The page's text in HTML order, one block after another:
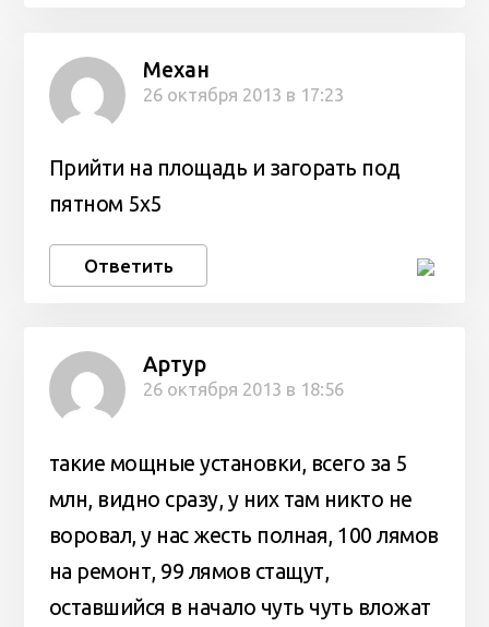
Mexaн
26 октября 2013 в 17:23
Прийти на площадь и загорать под
пятном 5х5
Ответить
Артур
26 октября 2013 в 18:56
такие мощные установки, всего за 5
млн, видно сразу, у них там никто не
воровал, у нас жесть полная, 100 лямов
на ремонт, 99 лямов стащут,
оставшийся в начало чуть чуть вложат